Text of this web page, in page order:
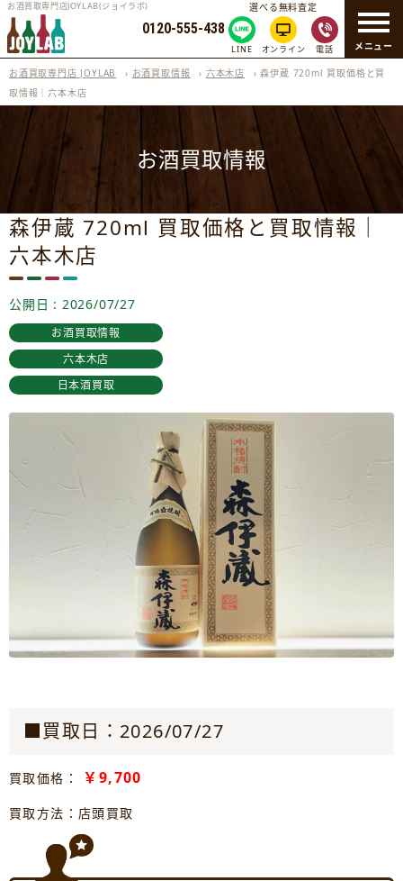
メニュー
お酒買取専門店JOYLAB(ジョイラボ)
0120-555-438
選べる無料査定
LINE オンライン 電話
お酒買取専門店 JOYLAB › お酒買取情報 › 六本木店 ›森伊蔵 720ml 買取価格と買
取情報｜六本木店
お酒買取情報
森伊蔵 720ml 買取価格と買取情報｜
六本木店
公開日 : 2026/07/27
お酒買取情報
六本木店
日本酒買取
■買取日：2026/07/27
買取価格： ￥9,700
買取方法：店頭買取